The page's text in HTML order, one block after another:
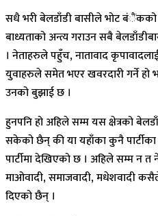
सधै भरी बेलडाँडी बासीले भोट बंैंकको
बाध्यताको अन्त्य गराउन सबै
। नेताहरुले पहुँच, नातावाद
युवाहरुले समेत भएर खवरदारी गर्ने
उनको बुझाई छ ।
हुनपनि हो अहिले सम्म यस क्षेत्रको
सकेको छैन् की या यहाँका कुनै पार्टीका
पार्टीमा देखिएको छ । अहिले सम्म न
माओवादी, समाजवादी, मधेशवादी
दिएको छैन् ।